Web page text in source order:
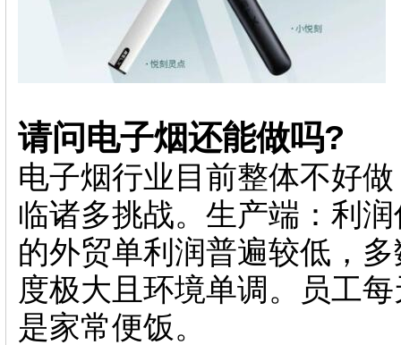
请问电子烟还能做吗?
电子烟行业目前整体不好
临诸多挑战。生产端：利
的外贸单利润普遍较低，
度极大且环境单调。员工
是家常便饭。